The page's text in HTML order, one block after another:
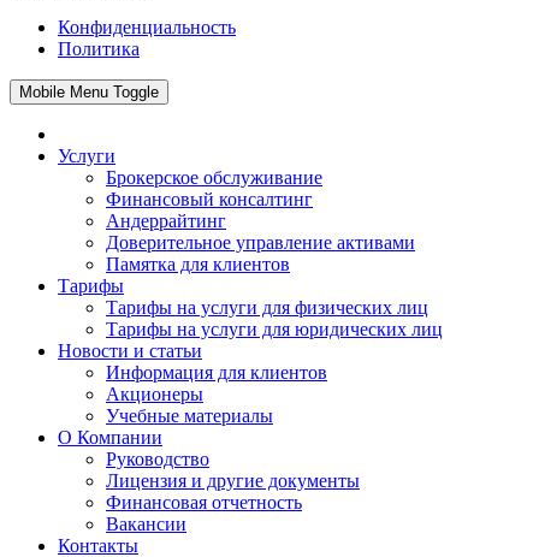
Конфиденциальность
Политика
Mobile Menu Toggle
Услуги
Брокерское обслуживание
Финансовый консалтинг
Андеррайтинг
Доверительное управление активами
Памятка для клиентов
Тарифы
Тарифы на услуги для физических лиц
Тарифы на услуги для юридических лиц
Новости и статьи
Информация для клиентов
Акционеры
Учебные материалы
О Компании
Руководство
Лицензия и другие документы
Финансовая отчетность
Вакансии
Контакты